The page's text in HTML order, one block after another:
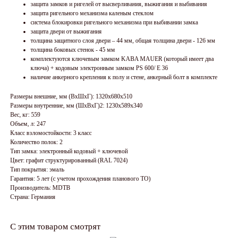
защита замков и ригелей от высверливания, выжигания и выбивания
защита ригельного механизма каленым стеклом
система блокировки ригельного механизма при выбивании замка
защита двери от выжигания
толщина защитного слоя двери – 44 мм, общая толщина двери - 126 мм
толщина боковых стенок - 45 мм
комплектуются ключевым замком KABA MAUER (который имеет два
ключа) + кодовым электронным замком PS 600/ E 36
наличие анкерного крепления к полу и стене, анкерный болт в комплекте
Размеры внешние, мм (ВхШхГ): 1320x680x510
Размеры внутренние, мм (ШхВхГ)2: 1230x589x340
Вес, кг: 559
Объем, л: 247
Класс взломостойкости: 3 класс
Количество полок: 2
Тип замка: электронный кодовый + ключевой
Цвет: графит структурированный (RAL 7024)
Тип покрытия: эмаль
Гарантия: 5 лет (с учетом прохождения планового ТО)
Производитель: MDTB
Страна: Германия
С этим товаром смотрят